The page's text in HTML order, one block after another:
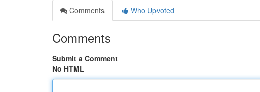
Comments
Who Upvoted
Comments
Submit a Comment
No HTML